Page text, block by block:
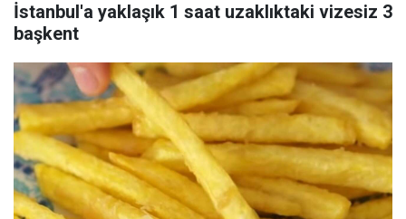
İstanbul'a yaklaşık 1 saat uzaklıktaki vizesiz 3
başkent